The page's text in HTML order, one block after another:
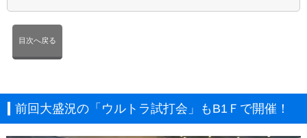
目次へ戻る
前回大盛況の「ウルトラ試打会」もB1Ｆで開催！